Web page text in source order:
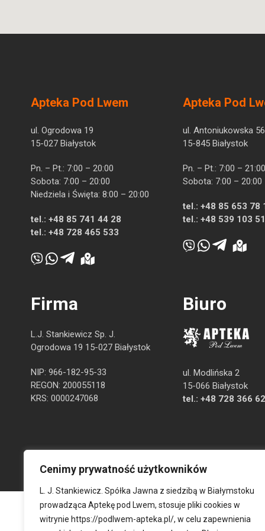
Cenimy prywatność użytkowników
L. J. Stankiewicz. Spółka Jawna z siedzibą w Białymstoku
prowadząca Aptekę pod Lwem, stosuje pliki cookies w
witrynie https://podlwem-apteka.pl/, w celu zapewnienia
Apteka Pod Lwem
ul. Ogrodowa 19
15-027 Białystok
Pn. – Pt.: 7:00 – 20:00
Sobota: 7:00 – 20:00
Niedziela i Święta: 8:00 – 20:00
tel.: +48 85 741 44 28
tel.: +48 728 465 533
Apteka Pod
ul. Antoniukowska 56
15-845 Białystok
Pn. – Pt.: 7:00 – 21:00
Sobota: 7:00 – 20:00
tel.: +48 85 653 78
tel.: +48 539 103
Firma
L.J. Stankiewicz Sp. J.
Ogrodowa 19 15-027 Białystok
NIP: 966-182-95-33
REGON: 200055118
KRS: 0000247068
Biuro
ul. Modlińska 2
15-066 Białystok
tel.: +48 728 366